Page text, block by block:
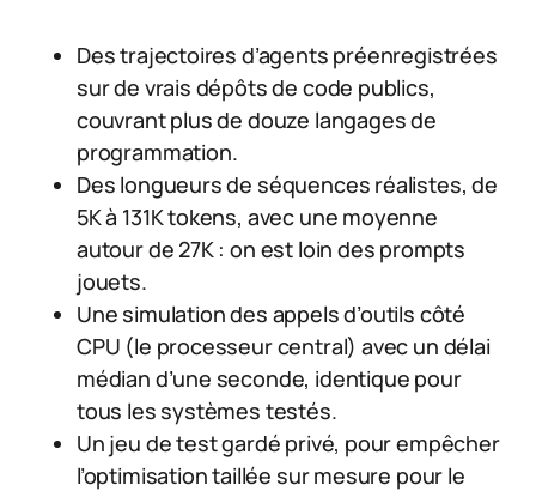
Des trajectoires d’agents préenregistrées
sur de vrais dépôts de code publics,
couvrant plus de douze langages de
programmation.
Des longueurs de séquences réalistes, de
5K à 131K tokens, avec une moyenne
autour de 27K : on est loin des prompts
jouets.
Une simulation des appels d’outils côté
CPU (le processeur central) avec un délai
médian d’une seconde, identique pour
tous les systèmes testés.
Un jeu de test gardé privé, pour empêcher
l’optimisation taillée sur mesure pour le